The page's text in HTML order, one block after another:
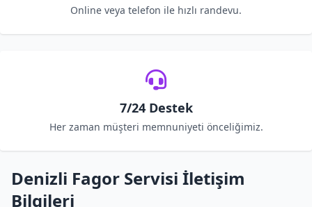
Online veya telefon ile hızlı randevu.
7/24 Destek
Her zaman müşteri memnuniyeti önceliğimiz.
Denizli Fagor Servisi İletişim
Bilgileri